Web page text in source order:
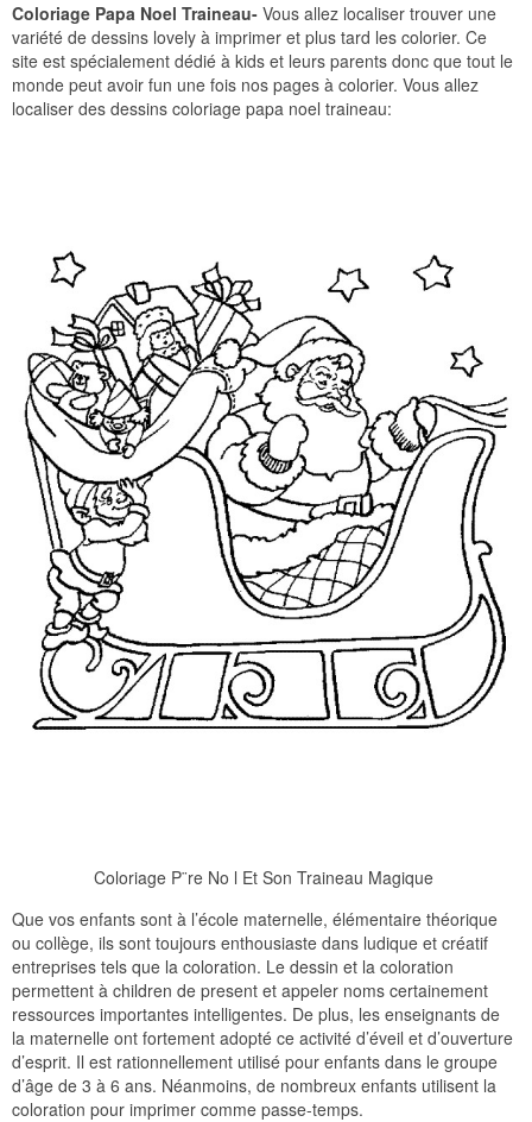
Coloriage Papa Noel Traineau- Vous allez localiser trouver une
variété de dessins lovely à imprimer et plus tard les colorier. Ce
site est spécialement dédié à kids et leurs parents donc que tout le
monde peut avoir fun une fois nos pages à colorier. Vous allez
localiser des dessins coloriage papa noel traineau:
Coloriage P¨re No l Et Son Traineau Magique
Que vos enfants sont à l’école maternelle, élémentaire théorique
ou collège, ils sont toujours enthousiaste dans ludique et créatif
entreprises tels que la coloration. Le dessin et la coloration
permettent à children de present et appeler noms certainement
ressources importantes intelligentes. De plus, les enseignants de
la maternelle ont fortement adopté ce activité d’éveil et d’ouverture
d’esprit. Il est rationnellement utilisé pour enfants dans le groupe
d’âge de 3 à 6 ans. Néanmoins, de nombreux enfants utilisent la
coloration pour imprimer comme passe-temps.